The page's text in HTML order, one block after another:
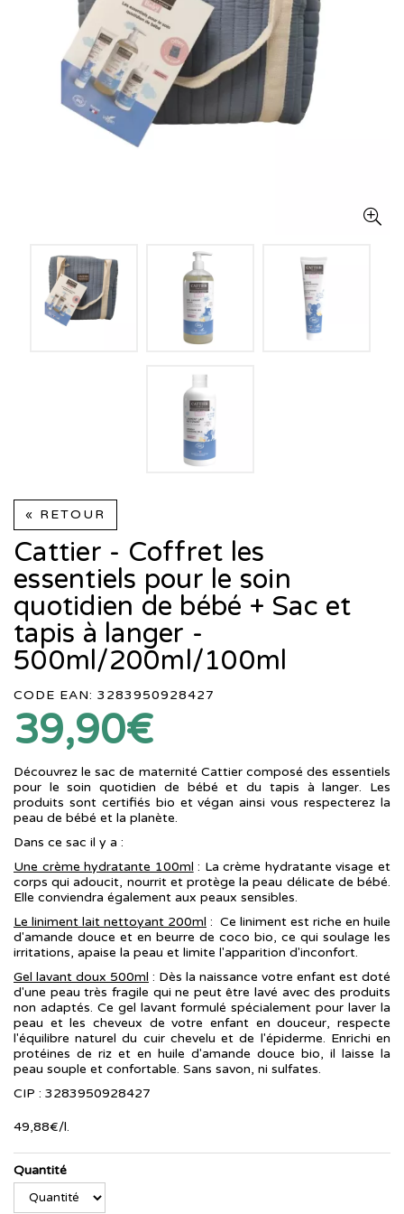
« RETOUR
Cattier - Coffret les
essentiels pour le soin
quotidien de bébé + Sac et
tapis à langer -
500ml/200ml/100ml
CODE EAN: 3283950928427
39,90€
Découvrez le sac de maternité Cattier composé des essentiels
pour le soin quotidien de bébé et du tapis à langer. Les
produits sont certifiés bio et végan ainsi vous respecterez la
peau de bébé et la planète.
Dans ce sac il y a :
Une crème hydratante 100ml : La crème hydratante visage et
corps qui adoucit, nourrit et protège la peau délicate de bébé.
Elle conviendra également aux peaux sensibles.
Le liniment lait nettoyant 200ml : Ce liniment est riche en huile
d'amande douce et en beurre de coco bio, ce qui soulage les
irritations, apaise la peau et limite l'apparition d'inconfort.
Gel lavant doux 500ml : Dès la naissance votre enfant est doté
d'une peau très fragile qui ne peut être lavé avec des produits
non adaptés. Ce gel lavant formulé spécialement pour laver la
peau et les cheveux de votre enfant en douceur, respecte
l'équilibre naturel du cuir chevelu et de l'épiderme. Enrichi en
protéines de riz et en huile d'amande douce bio, il laisse la
peau souple et confortable. Sans savon, ni sulfates.
CIP : 3283950928427
49,88€/l.
Quantité